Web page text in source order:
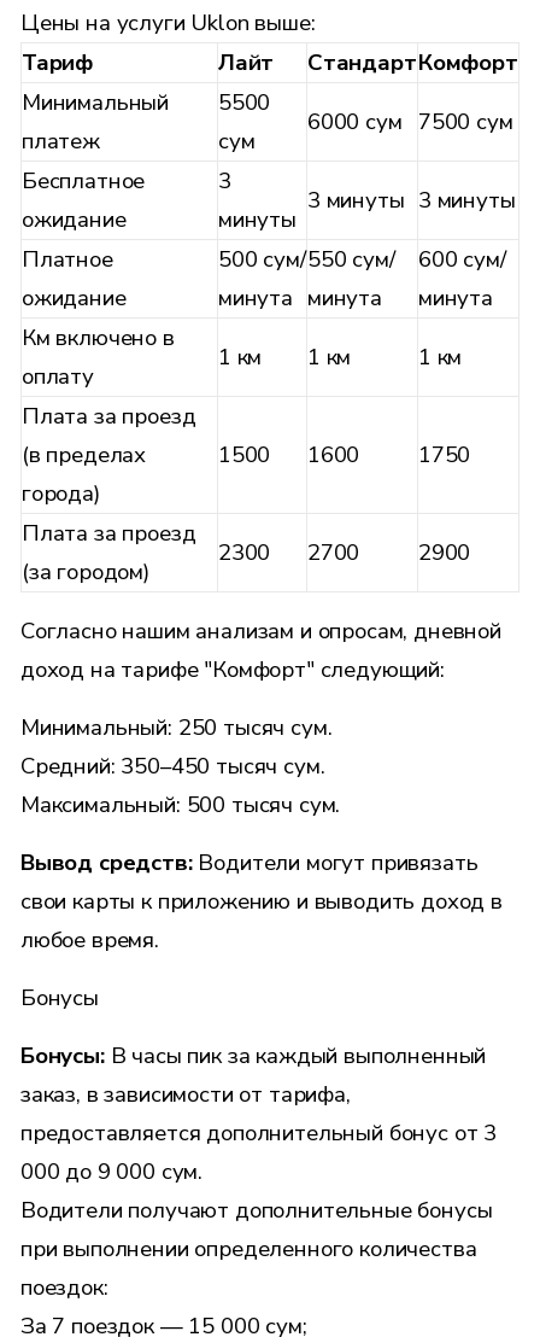
Цены на услуги Uklon выше:
Тариф
Лайт СтандартКомфорт
Минимальный
платеж
5500
сум
6000 сум 7500 сум
Бесплатное
ожидание
3
минуты
3 минуты 3 минуты
Платное
ожидание
500 сум/
минута
550 сум/
минута
600 сум/
минута
Км включено в
оплату
1 км 1 км
1 км
Плата за проезд
(в пределах
города)
1500 1600 1750
Плата за проезд
(за городом)
2300 2700 2900
Согласно нашим анализам и опросам, дневной
доход на тарифе "Комфорт" следующий:
Минимальный: 250 тысяч сум.
Средний: 350–450 тысяч сум.
Максимальный: 500 тысяч сум.
Вывод средств: Водители могут привязать
свои карты к приложению и выводить доход в
любое время.
Бонусы
Бонусы: В часы пик за каждый выполненный
заказ, в зависимости от тарифа,
предоставляется дополнительный бонус от 3
000 до 9 000 сум.
Водители получают дополнительные бонусы
при выполнении определенного количества
поездок:
За 7 поездок — 15 000 сум;